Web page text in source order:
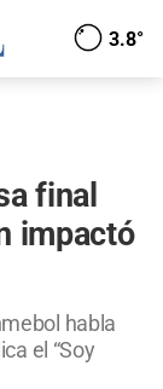
3.8°
final
impactó
habla
el “Soy